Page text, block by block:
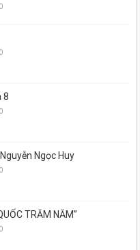
0
0
8
0
Ngọc Huy
0
TRĂM NĂM”
0